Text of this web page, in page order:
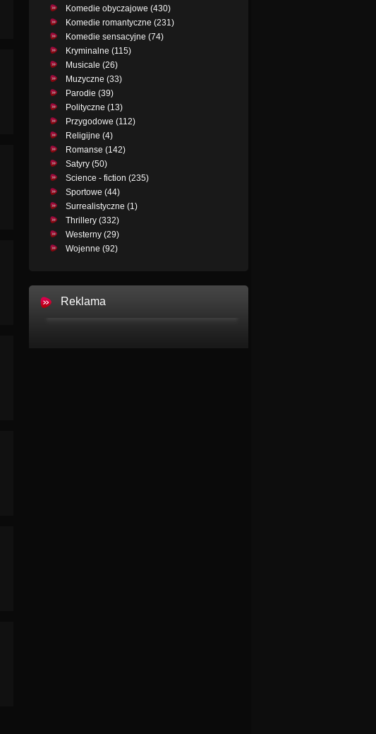
Komedie obyczajowe (430)
Komedie romantyczne (231)
Komedie sensacyjne (74)
Kryminalne (115)
Musicale (26)
Muzyczne (33)
Parodie (39)
Polityczne (13)
Przygodowe (112)
Religijne (4)
Romanse (142)
Satyry (50)
Science - fiction (235)
Sportowe (44)
Surrealistyczne (1)
Thrillery (332)
Westerny (29)
Wojenne (92)
Reklama